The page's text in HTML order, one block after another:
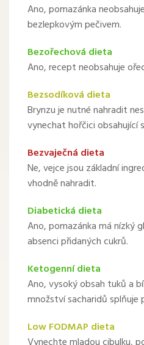
Ano, pomazánka
bezlepkovým pečivem.
Bezořechová dieta
Ano, recept neobsahuje
Bezsodíková dieta
Brynzu je nutné nahradit
vynechat hořčici obsahující
Bezvaječná dieta
Ne, vejce jsou základní
vhodně nahradit.
Diabetická dieta
Ano, pomazánka má nízký
absenci přidaných cukrů.
Ketogenní dieta
Ano, vysoký obsah tuků a
množství sacharidů
Low FODMAP dieta